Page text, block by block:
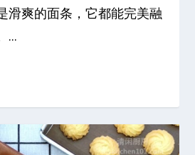
滑爽的面条，它都能完美融
...